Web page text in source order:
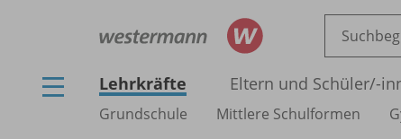
Lehrkräfte Eltern und Schüler/-
Grundschule Mittlere Schulformen